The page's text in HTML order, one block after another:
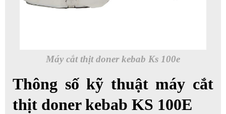
Máy cắt thịt doner kebab Ks 100e
Thông số kỹ thuật máy cắt
thịt doner kebab KS 100E